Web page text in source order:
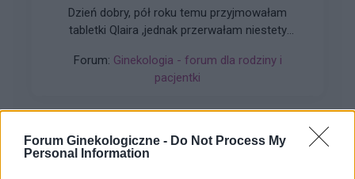
Forum Ginekologiczne - Do Not Process My
Personal Information
Dzień dobry, pół roku temu przyjmowałam
tabletki Qlaira ,jednak przerwałam niestety
Zaczęłam znowu przyjmować tabletki mimo iż
jestem 2 tygodnie po okresie ,dziś wezmę 5
Forum: Ginekologia - forum dla rodziny i
pacjentki